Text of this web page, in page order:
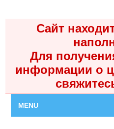
Сайт
Для
информации о
MENU